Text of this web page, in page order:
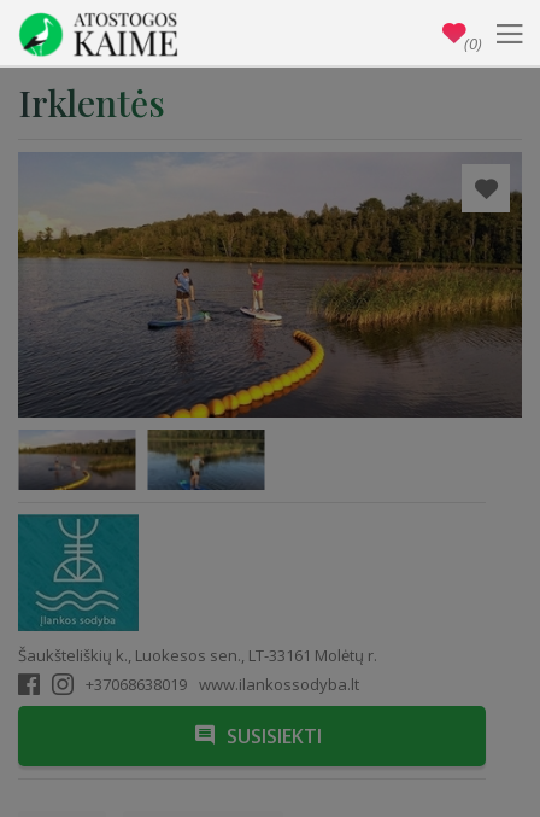
Irklentės
Šaukšteliškių k., Luokesos sen., LT-33161 Molėtų r.
+37068638019 www.ilankossodyba.lt
SUSISIEKTI
(0)